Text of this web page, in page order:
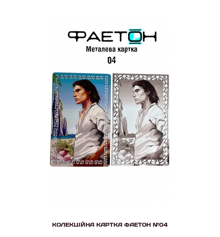
КОЛЕКЦІЙНА КАРТКА ФАЕТОН №04